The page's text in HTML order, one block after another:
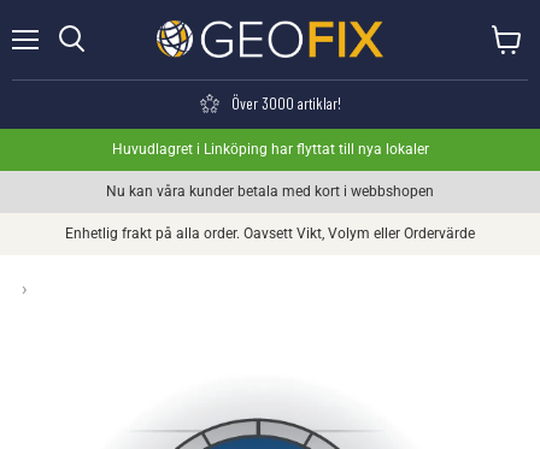
Över 3000 artiklar!
Huvudlagret i Linköping har flyttat till nya lokaler
Nu kan våra kunder betala med kort i webbshopen
Enhetlig frakt på alla order. Oavsett Vikt, Volym eller Ordervärde
›